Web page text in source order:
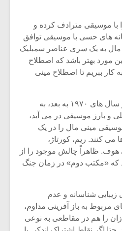
با موسیقی مترادف کرده و
های حسی با موسیقی توافق
مال به یک سری عناصر سمبلیک
مورد بهتر باشد که اصطلاح
کار ببریم تا اصطلاح مینی
پس از این که فرافکنی از سال های ۱۹۷۰ به بعد، به
و بارز موسیقی در می آید،
مینی مال را در یک
می کنند. ریم، کورتاژ،
هوف. ظاهراً چالش موجود را از
که «مکتب دوم» در زمان جنگ
شناسانه و عدم
به باز آفرینی مداوم،
را هم در مقاطعی به نوعی